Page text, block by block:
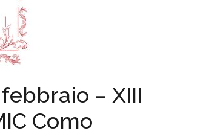
– XIII
Como